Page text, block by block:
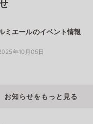
ミエールのイベント情報
年10月05日
お知らせをもっと見る